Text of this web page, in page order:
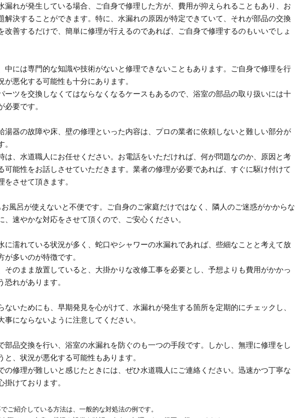
漏れが発生している場合、ご自身で修理した方が、費用が抑えられることもあり、お
解決することができます。特に、水漏れの原因が特定できていて、それが部品の交換
改善するだけで、簡単に修理が行えるのであれば、ご自身で修理するのもいいでしょ
中には専門的な知識や技術がないと修理できないこともあります。ご自身で修理を行
が悪化する可能性も十分にあります。
ーツを交換しなくてはならなくなるケースもあるので、浴室の部品の取り扱いには十
必要です。
湯器の故障や床、壁の修理といった内容は、プロの業者に依頼しないと難しい部分が
。
は、水道職人にお任せください。お電話をいただければ、何が問題なのか、原因と考
可能性をお話しさせていただきます。業者の修理が必要であれば、すぐに駆け付けて
をさせて頂きます。
お風呂が使えないと不便です。ご自身のご家庭だけではなく、隣人のご迷惑がかからな
、速やかな対応をさせて頂くので、ご安心ください。
に濡れている状況が多く、蛇口やシャワーの水漏れであれば、些細なことと考えて放
が多いのが特徴です。
そのまま放置していると、大掛かりな改修工事を必要とし、予想よりも費用がかかっ
恐れがあります。
ないためにも、早期発見を心がけて、水漏れが発生する箇所を定期的にチェックし、
事にならないように注意してください。
部品交換を行い、浴室の水漏れを防ぐのも一つの手段です。しかし、無理に修理をし
と、状況が悪化する可能性もあります。
の修理が難しいと感じたときには、ぜひ水道職人にご連絡ください。迅速かつ丁寧な
掛けております。
ご紹介している方法は、一般的な対処法の例です。